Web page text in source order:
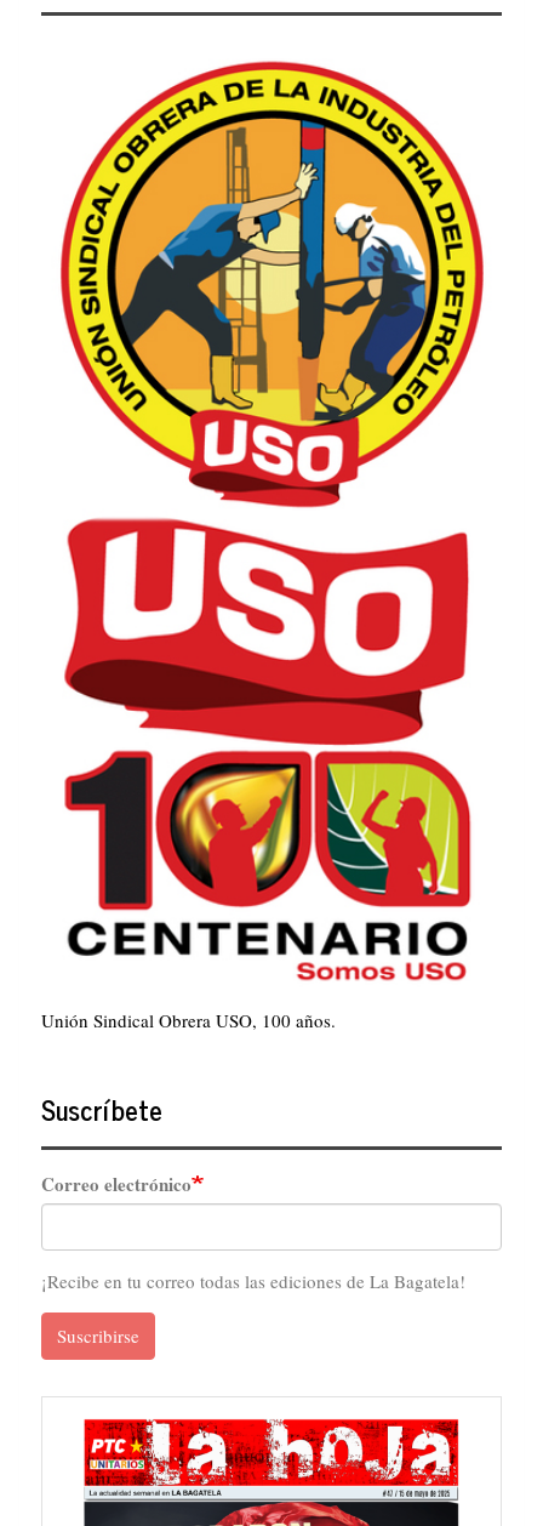
Unión Sindical Obrera USO, 100 años.
Suscríbete
Correo electrónico
¡Recibe en tu correo todas las ediciones de La Bagatela!
Suscribirse